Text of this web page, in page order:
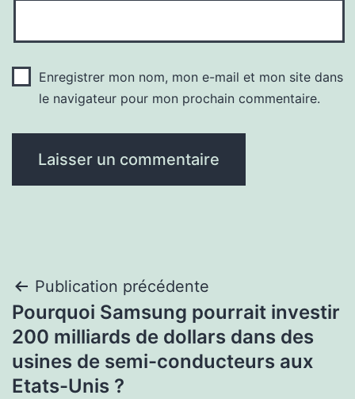
Enregistrer mon nom, mon e-mail et mon site dans
le navigateur pour mon prochain commentaire.
Navigation
de
l’article
Publication précédente
Pourquoi Samsung pourrait investir
200 milliards de dollars dans des
usines de semi-conducteurs aux
Etats-Unis ?